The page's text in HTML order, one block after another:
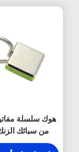
هوك سلسلة
من سبائك
المفاجئة